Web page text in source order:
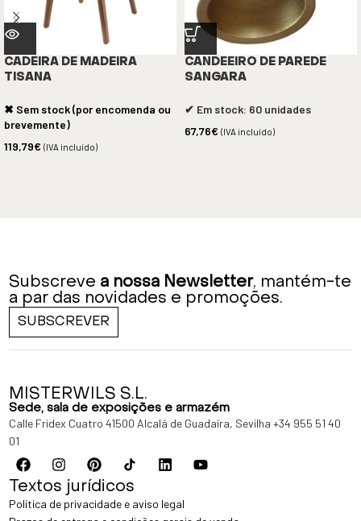
CADEIRA DE MADEIRA
TISANA
✖ Sem stock (por encomenda ou
brevemente)
119,79€ (IVA incluído)
CANDEEIRO DE PAREDE
SANGARA
✔ Em stock: 60 unidades
67,76€ (IVA incluído)
Subscreve a nossa Newsletter, mantém-te
a par das novidades e promoções.
SUBSCREVER
MISTERWILS S.L.
Sede, sala de exposições e armazém
Calle Fridex Cuatro 41500 Alcalá de Guadaíra, Sevilha +34 955 51 40
01
Textos jurídicos
Política de privacidade e aviso legal